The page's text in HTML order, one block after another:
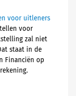
voor uitleners
voor
zal niet
staat in de
Financiën op